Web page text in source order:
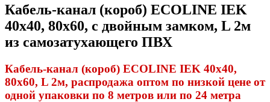
Кабель-канал (короб) ECOLINE IEK
40х40, 80х60, с двойным замком, L 2м
из самозатухающего ПВХ
Кабель-канал (короб) ECOLINE IEK 40х40,
80х60, L 2м, распродажа оптом по низкой цене от
одной упаковки по 8 метров или по 24 метра